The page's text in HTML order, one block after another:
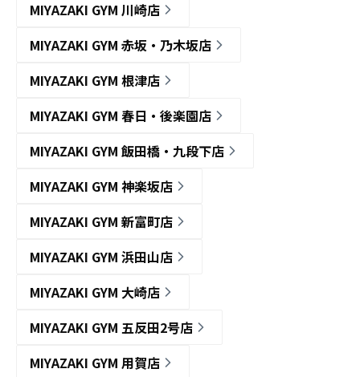
MIYAZAKI GYM 川崎店
MIYAZAKI GYM 赤坂・乃木坂店
MIYAZAKI GYM 根津店
MIYAZAKI GYM 春日・後楽園店
MIYAZAKI GYM 飯田橋・九段下店
MIYAZAKI GYM 神楽坂店
MIYAZAKI GYM 新富町店
MIYAZAKI GYM 浜田山店
MIYAZAKI GYM 大崎店
MIYAZAKI GYM 五反田2号店
MIYAZAKI GYM 用賀店